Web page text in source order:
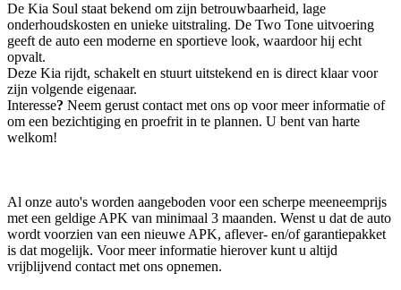
De Kia Soul staat bekend om zijn betrouwbaarheid, lage
onderhoudskosten en unieke uitstraling. De Two Tone uitvoering
geeft de auto een moderne en sportieve look, waardoor hij echt
opvalt.
Deze Kia rijdt, schakelt en stuurt uitstekend en is direct klaar voor
zijn volgende eigenaar.
Interesse? Neem gerust contact met ons op voor meer informatie of
om een bezichtiging en proefrit in te plannen. U bent van harte
welkom!
Al onze auto's worden aangeboden voor een scherpe meeneemprijs
met een geldige APK van minimaal 3 maanden. Wenst u dat de auto
wordt voorzien van een nieuwe APK, aflever- en/of garantiepakket
is dat mogelijk. Voor meer informatie hierover kunt u altijd
vrijblijvend contact met ons opnemen.